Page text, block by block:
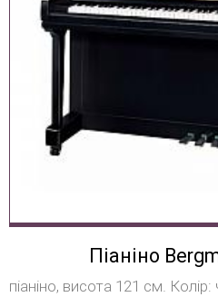
Піаніно
піаніно, висота 121 см.